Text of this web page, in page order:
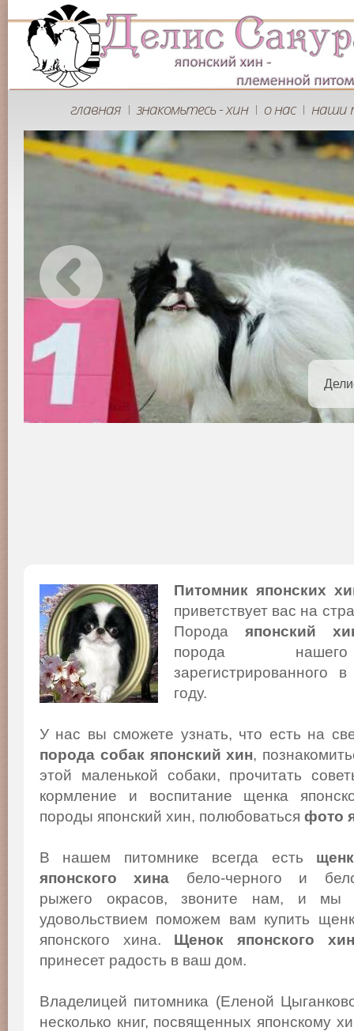
главная | знакомьтесь - хин | о нас | наши
Питомник японских
приветствует вас на
Порода японский
порода
году.
У нас вы сможете узнать, что есть на
порода собак японский хин,
этой маленькой собаки, прочитать
кормление и воспитание щенка
породы японский хин, полюбоваться фото
В нашем питомнике всегда есть
японского хина бело-черного и
рыжего окрасов, звоните нам, и мы
удовольствием поможем вам купить
японского хина. Щенок японского
принесет радость в ваш дом.
Владелицей питомника (Еленой
несколько книг, посвященных японскому